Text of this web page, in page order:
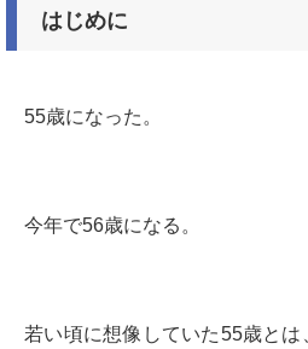
はじめに
55歳になった。
今年で56歳になる。
若い頃に想像していた55歳と